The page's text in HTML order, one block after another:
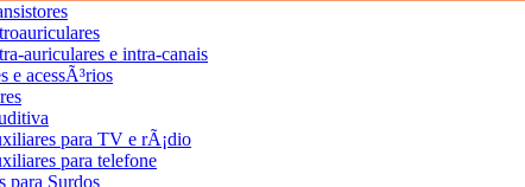
auriculares e intra-canais
e acessÃ³rios
para TV e rÃ¡dio
para telefone
para Surdos